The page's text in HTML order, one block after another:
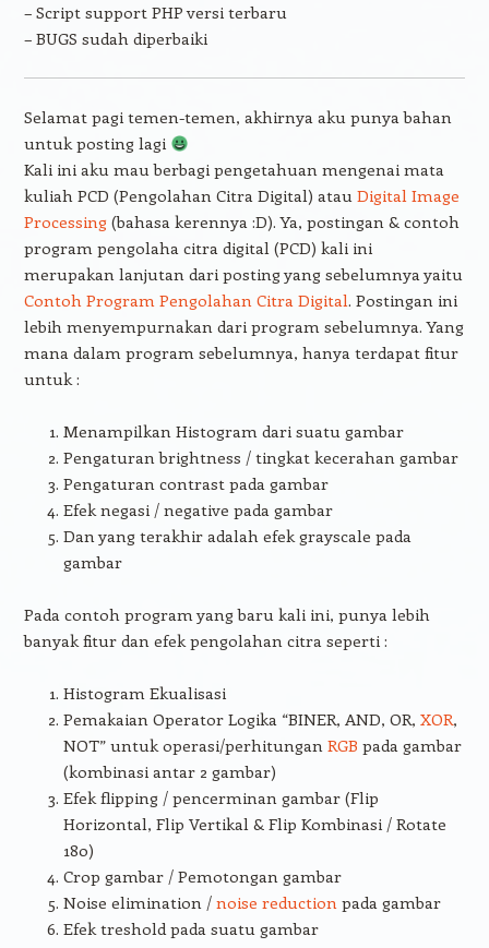
– Script support PHP versi terbaru
– BUGS sudah diperbaiki
Selamat pagi temen-temen, akhirnya aku punya bahan
untuk posting lagi
Kali ini aku mau berbagi pengetahuan mengenai mata
kuliah PCD (Pengolahan Citra Digital) atau Digital Image
Processing(bahasa kerennya :D). Ya, postingan & contoh
program pengolaha citra digital (PCD) kali ini
merupakan lanjutan dari posting yang sebelumnya yaitu
Contoh Program Pengolahan Citra Digital. Postingan ini
lebih menyempurnakan dari program sebelumnya. Yang
mana dalam program sebelumnya, hanya terdapat fitur
untuk :
Menampilkan Histogram dari suatu gambar
Pengaturan brightness / tingkat kecerahan gambar
Pengaturan contrast pada gambar
Efek negasi / negative pada gambar
Dan yang terakhir adalah efek grayscale pada
gambar
Pada contoh program yang baru kali ini, punya lebih
banyak fitur dan efek pengolahan citra seperti :
Histogram Ekualisasi
Pemakaian Operator Logika “BINER, AND, OR, XOR,
NOT” untuk operasi/perhitungan RGB pada gambar
(kombinasi antar 2 gambar)
Efek flipping / pencerminan gambar (Flip
Horizontal, Flip Vertikal & Flip Kombinasi / Rotate
180)
Crop gambar / Pemotongan gambar
Noise elimination / noise reductionpada gambar
Efek treshold pada suatu gambar